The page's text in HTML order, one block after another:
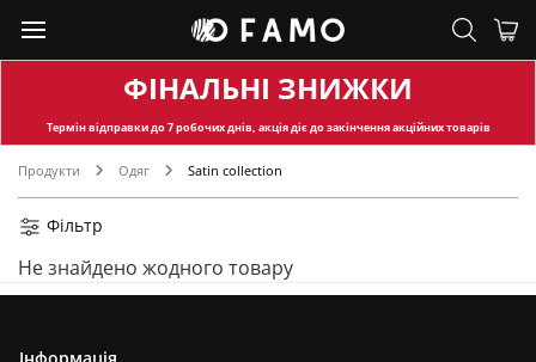
ФІНАЛЬНІ ЗНИЖКИ
Термін відправкидо 7 робочих днів, акція діє до закінчення акційних товарів
Продукти Одяг Satin collection
Фільтр
Не знайдено жодного товару